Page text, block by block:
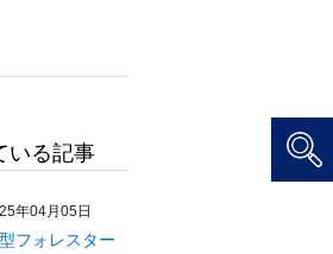
いる記事
年04月05日
フォレスター